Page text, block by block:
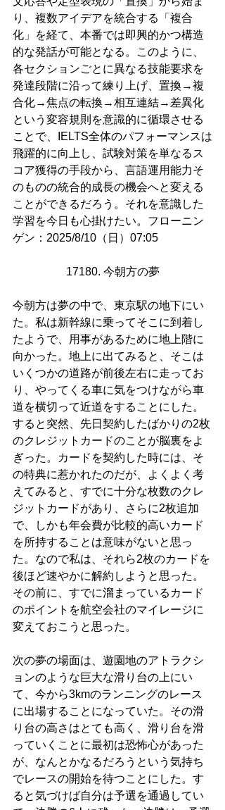
り、複数アイデアを統合する「複合
化」を経て、本番では即興的かつ構造
的な発話が可能となる。このように、
各セクションごとに異なる技能要求を
発達段階に沿って練り上げ、置換→複
合化→焦点の転換→相互連結→差異化
という変容規則を意識的に循環させる
ことで、IELTS全体のパフォーマンスは
飛躍的に向上し、試験対策を単なるス
コア獲得の手段から、言語運用能力そ
のものの統合的成長の機会へと変える
ことができるだろう。それを意識した
学習を今日も心掛けたい。フローニン
ゲン：2025/8/10（日）07:05
17180. 今朝方の夢
今朝方は夢の中で、東京駅の地下にい
た。私は新幹線に乗ってそこに到着し
たようで、用事があるために地上階に
向かった。地上に出てみると、そこは
いくつかの道路が前後左右に走ってお
り、やってくる車に気をつけながら車
道を横切って近道をすることにした。
すると突然、先日契約したばかりの2枚
のクレジットカードのことが脳裏をよ
ぎった。カードを契約した時には、そ
の特典に惹かれたのだが、よくよく考
えてみると、すでに十分な枚数のクレ
ジットカードがあり、さらに2枚追加
で、しかも年会費が比較的高いカード
を所持することは意味がないと思っ
た。なので私は、それら2枚のカードを
後ほど速やかに解約しようと思った。
その前に、すでに溜まっているカード
のポイントを航空会社のマイレージに
変えておこうと思った。
次の夢の場面は、遊園地のアトラクシ
ョンのような巨大な滑り台の上にい
て、今から3kmのランニングのレース
に出場することになっていた。その滑
り台の高さはとても高く、滑り台を滑
っていくことに最初は恐怖心があった
が、なんとかなるだろうという気持ち
でレースの開始を待つことにした。す
ると気づけば自分は予選を通過してい